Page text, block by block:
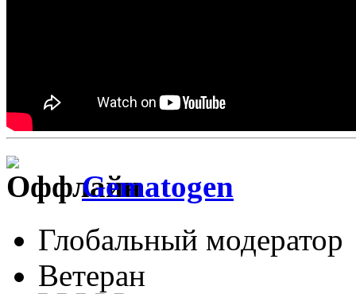
Gematogen
Глобальный модератор
Ветеран